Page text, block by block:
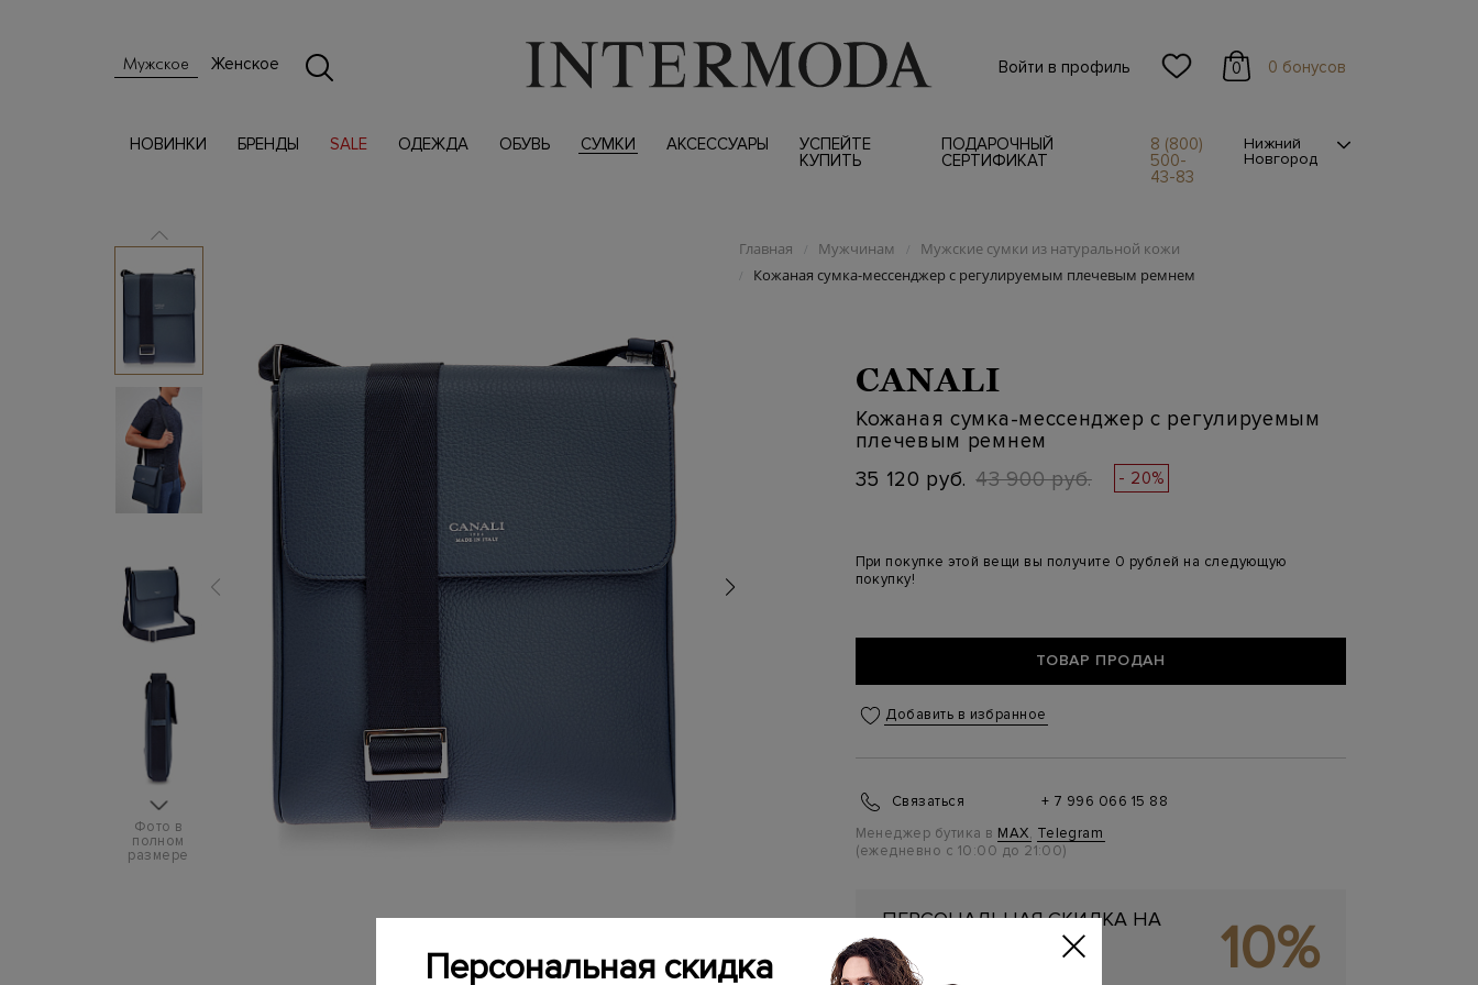
Мужское Женское Войти в профиль 0 0 бонусов
НОВИНКИ БРЕНДЫ SALE ОДЕЖДА ОБУВЬ СУМКИ АКСЕССУАРЫ
УСПЕЙТЕ
КУПИТЬ
ПОДАРОЧНЫЙ
СЕРТИФИКАТ
8 (800)
500-
43-83
Нижний
Новгород
Фото в
полном
размере
Главная / Мужчинам / Мужские сумки из натуральной кожи
/ Кожаная сумка-мессенджер с регулируемым плечевым ремнем
CANALI
Кожаная сумка-мессенджер с регулируемым
плечевым ремнем
35 120 руб. 43 900 руб. - 20%
При покупке этой вещи вы получите 0 рублей на следующую
покупку!
ТОВАР ПРОДАН
Добавить в избранное
Связаться
+ 7 996 066 15 88
Менеджер бутика в MAX, Telegram
(ежедневно с 10:00 до 21:00)
ПЕРСОНАЛЬНАЯ СКИДКА НА
ПЕРВУЮ ПОКУПКУ
Подробнее 10%
Персональная скидка